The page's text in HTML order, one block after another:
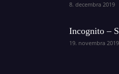
8. decembra 2019
Incognito –
19. novembra 2019